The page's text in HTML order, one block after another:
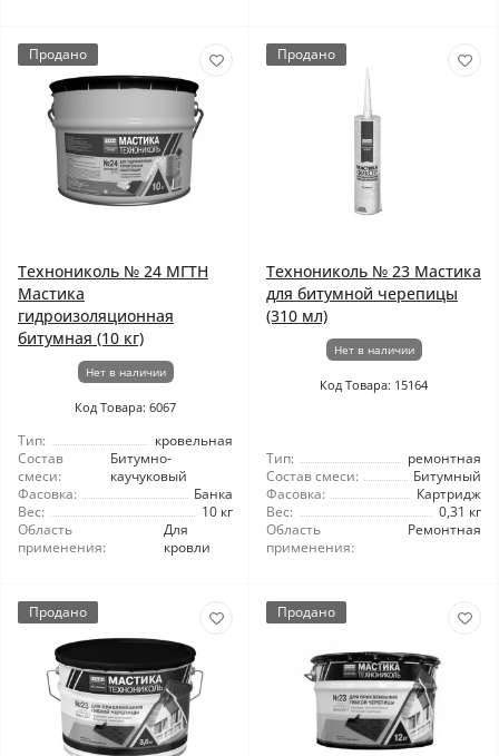
Продано
Технониколь № 24 МГТН
Мастика
гидроизоляционная
битумная (10 кг)
Нет в наличии
Код Товара: 6067
Тип:
кровельная
Состав
смеси:
Битумно-
каучуковый
Фасовка:
Банка
Вес:
10 кг
Область
применения:
Для
кровли
Продано
Технониколь № 23 Мастика
для битумной черепицы
(310 мл)
Нет в наличии
Код Товара: 15164
Тип:
ремонтная
Состав смеси:
Битумный
Фасовка:
Картридж
Вес:
0,31 кг
Область
применения:
Ремонтная
Продано Продано